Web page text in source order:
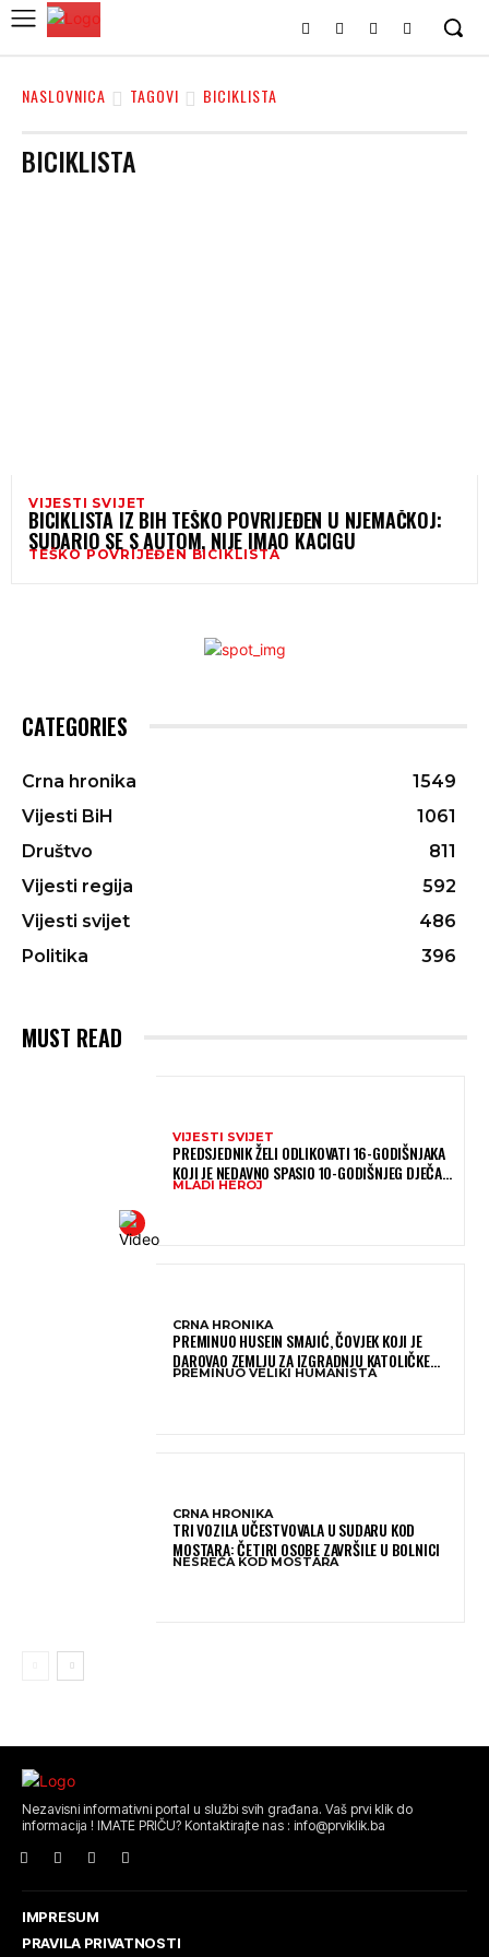
NASLOVNICA TAGOVI BICIKLISTA
BICIKLISTA
VIJESTI SVIJET
BICIKLISTA IZ BIH TEŠKO POVRIJEĐEN U NJEMAČKOJ:
SUDARIO SE S AUTOM, NIJE IMAO KACIGU
TEŠKO POVRIJEĐEN BICIKLISTA
CATEGORIES
Crna hronika
1549
Vijesti BiH
1061
Društvo
811
Vijesti regija
592
Vijesti svijet
486
Politika
396
MUST READ
VIJESTI SVIJET
PREDSJEDNIK ŽELI ODLIKOVATI 16-GODIŠNJAKA
KOJI JE NEDAVNO SPASIO 10-GODIŠNJEG DJEČAKA
IZ SMRTONOSNIH VALOVA
MLADI HEROJ
CRNA HRONIKA
PREMINUO HUSEIN SMAJIĆ, ČOVJEK KOJI JE
DAROVAO ZEMLJU ZA IZGRADNJU KATOLIČKE
CRKVE U BUGOJNU
PREMINUO VELIKI HUMANISTA
CRNA HRONIKA
TRI VOZILA UČESTVOVALA U SUDARU KOD
MOSTARA: ČETIRI OSOBE ZAVRŠILE U BOLNICI
NESREĆA KOD MOSTARA
Nezavisni informativni portal u službi svih građana. Vaš prvi klik do
informacija ! IMATE PRIČU? Kontaktirajte nas : info@prviklik.ba
IMPRESUM
PRAVILA PRIVATNOSTI